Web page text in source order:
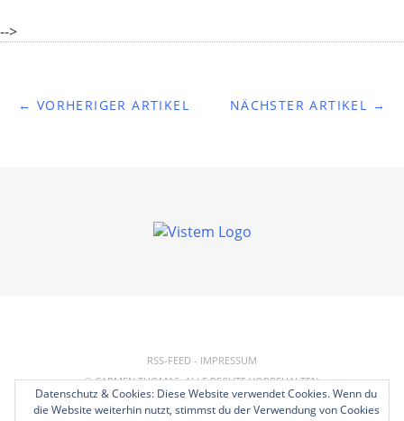
Datenschutz & Cookies: Diese Website verwendet Cookies. Wenn du
die Website weiterhin nutzt, stimmst du der Verwendung von Cookies
-->
NÄCHSTER ARTIKEL →
← VORHERIGER ARTIKEL
RSS-FEED - IMPRESSUM
© CARMEN THOMAS. ALLE RECHTE VORBEHALTEN.
REALISIERUNG: HP